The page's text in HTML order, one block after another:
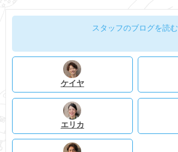
スタッフのブログを読む
ケイヤ
エリカ